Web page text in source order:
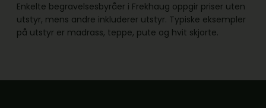
Enkelte begravelsesbyråer i Frekhaug oppgir priser uten
utstyr, mens andre inkluderer utstyr. Typiske eksempler
på utstyr er madrass, teppe, pute og hvit skjorte.